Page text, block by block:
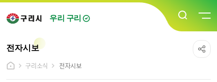
우리 구리
전자시보
구리소식
전자시보